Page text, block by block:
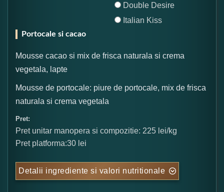
Double Desire
Italian Kiss
Portocale si cacao
Mousse cacao si mix de frisca naturala si crema
vegetala, lapte
Mousse de portocale: piure de portocale, mix de frisca
naturala si crema vegetala
Pret:
Pret unitar manopera si compozitie: 225 lei/kg
Pret platforma:30 lei
Detalii ingrediente si valori nutritionale